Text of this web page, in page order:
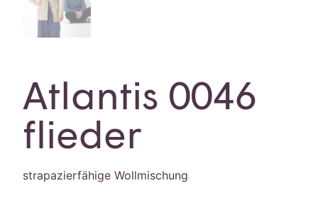
Atlantis 0046
flieder
strapazierfähige Wollmischung